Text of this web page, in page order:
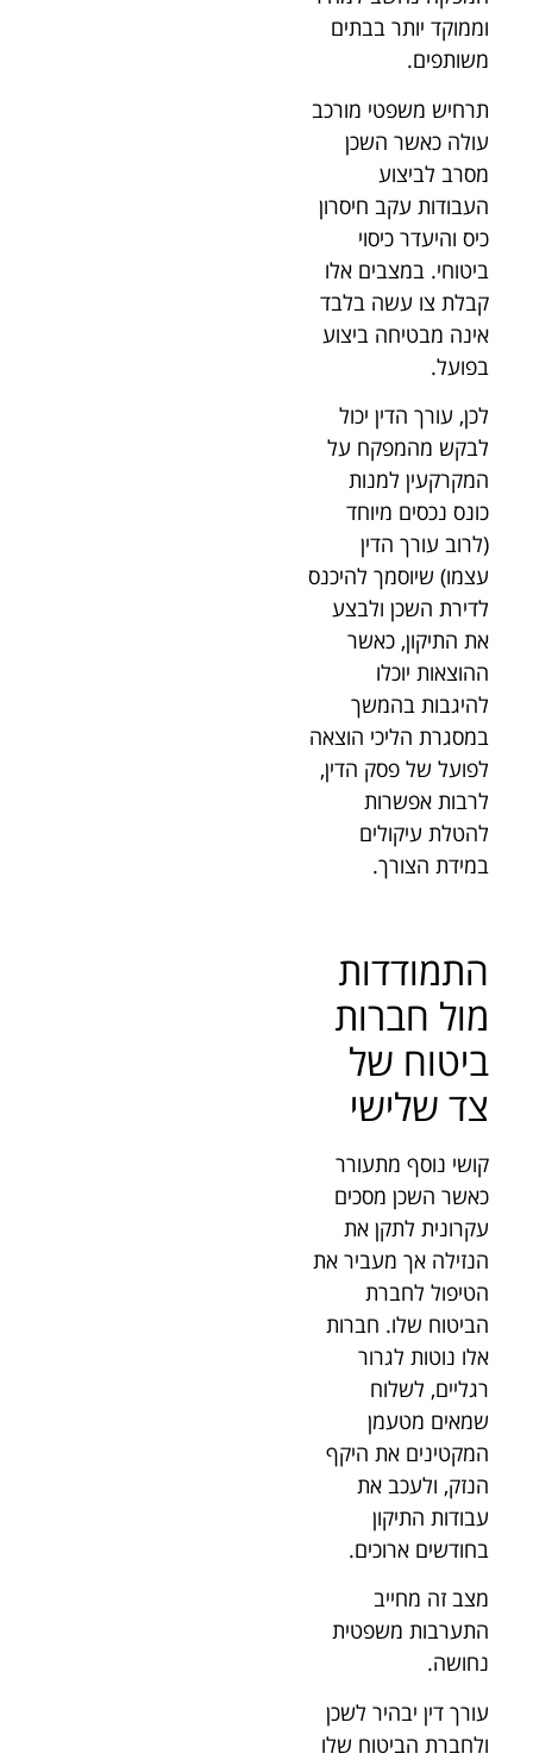
וממוקד יותר בבתים
משותפים.
תרחיש משפטי מורכב
עולה כאשר השכן
מסרב לביצוע
העבודות עקב חיסרון
כיס והיעדר כיסוי
ביטוחי. במצבים אלו
קבלת צו עשה בלבד
אינה מבטיחה ביצוע
בפועל.
לכן, עורך הדין יכול
לבקש מהמפקח על
המקרקעין למנות
כונס נכסים מיוחד
(לרוב עורך הדין
עצמו) שיוסמך להיכנס
לדירת השכן ולבצע
את התיקון, כאשר
ההוצאות יוכלו
להיגבות בהמשך
במסגרת הליכי הוצאה
לפועל של פסק הדין,
לרבות אפשרות
להטלת עיקולים
במידת הצורך.
התמודדות
מול חברות
ביטוח של
צד שלישי
קושי נוסף מתעורר
כאשר השכן מסכים
עקרונית לתקן את
הנזילה אך מעביר את
הטיפול לחברת
הביטוח שלו. חברות
אלו נוטות לגרור
רגליים, לשלוח
שמאים מטעמן
המקטינים את היקף
הנזק, ולעכב את
עבודות התיקון
בחודשים ארוכים.
מצב זה מחייב
התערבות משפטית
נחושה.
עורך דין יבהיר לשכן
ולחברת הביטוח שלו